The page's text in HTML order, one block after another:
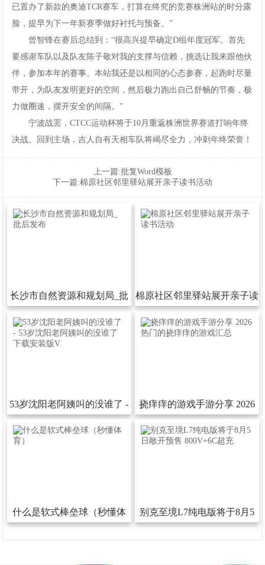
已置办了新款的奥迪TCR赛车，打算在终究的竞赛株洲站的时分露
脸，提早为下一年新赛季做好衬托与预备。”
曾智锋在赛后总结到：“很高兴提早确定D组年度冠军。首先
要感谢车队以及队友陈子敬对我的支撑与信赖，挑选让我来跟他伙
伴，参加本年的赛事。本站我还是以相同的心态参赛，起跑时尽量
带开，为队友发明更好的空间，然后极力跑出自己舒畅的节奏，极
力做圈速，摆开安全的间隔。”
宁波战罢，CTCC运动杯将于10月重返株洲世界赛道打响年终
决战。回到主场，吉人自有天相车队将竭尽全力，冲刺年终荣誉！
上一篇:批复Word模板
下一篇:棉原社区邻里驿站展开亲子读书活动
长沙市自然资源和规划局_批
后发布
棉原社区邻里驿站展开亲子读
书活动
53岁沈阳老阿姨叫的没谁了-
53岁沈阳老阿姨叫的没谁了下
挠痒痒的游戏手游分享2026
热门的挠痒痒的游戏汇总
什么是软式棒垒球（秒懂体
别克至境L7纯电版将于8月5